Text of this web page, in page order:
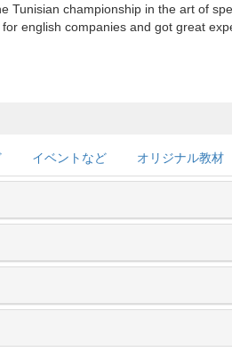
Tunisian championship in the art of
english companies and got great
イベントなど オリジナル教材